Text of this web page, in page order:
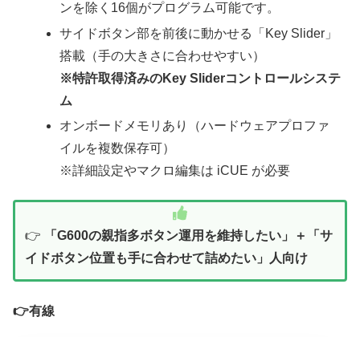
ンを除く16個がプログラム可能です。
サイドボタン部を前後に動かせる「Key Slider」
搭載（手の大きさに合わせやすい）
※特許取得済みのKey Sliderコントロールシステ
ム
オンボードメモリあり（ハードウェアプロファ
イルを複数保存可）
※詳細設定やマクロ編集は iCUE が必要
👉
「G600の親指多ボタン運用を維持したい」＋「サ
イドボタン位置も手に合わせて詰めたい」人向け
👉️有線